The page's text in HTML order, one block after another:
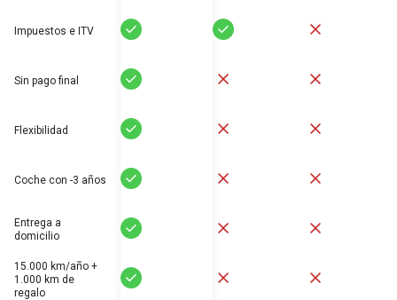
Impuestos e ITV Sí Sí
Sin pago final Sí
Flexibilidad Sí
Coche con -3 años Sí
Entrega a
domicilio
Sí
15.000 km/año +
1.000 km de
regalo
Sí